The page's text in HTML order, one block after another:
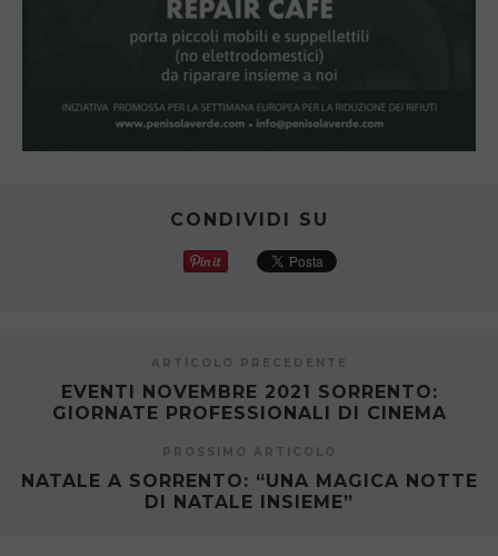
CONDIVIDI SU
ARTICOLO PRECEDENTE
EVENTI NOVEMBRE 2021 SORRENTO:
GIORNATE PROFESSIONALI DI CINEMA
PROSSIMO ARTICOLO
NATALE A SORRENTO: “UNA MAGICA NOTTE
DI NATALE INSIEME”